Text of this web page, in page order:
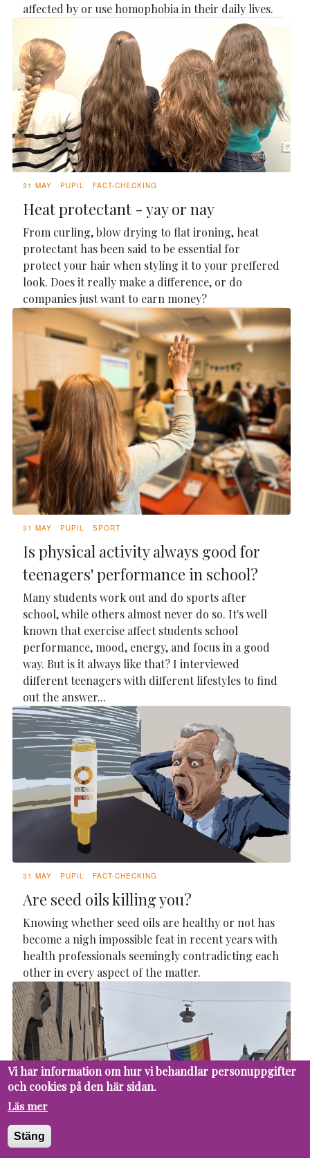
affected by or use homophobia in their daily lives.
31 MAY PUPIL FACT-CHECKING
Heat protectant - yay or nay
From curling, blow drying to flat ironing, heat
protectant has been said to be essential for
protect your hair when styling it to your preffered
look. Does it really make a difference, or do
companies just want to earn money?
31 MAY PUPIL SPORT
Is physical activity always good for
teenagers' performance in school?
Many students work out and do sports after
school, while others almost never do so. It's well
known that exercise affect students school
performance, mood, energy, and focus in a good
way. But is it always like that? I interviewed
different teenagers with different lifestyles to find
out the answer...
31 MAY PUPIL FACT-CHECKING
Are seed oils killing you?
Knowing whether seed oils are healthy or not has
become a nigh impossible feat in recent years with
health professionals seemingly contradicting each
other in every aspect of the matter.
Vi har information om hur vi behandlar personuppgifter
och cookies på den här sidan.
Läs mer
Stäng